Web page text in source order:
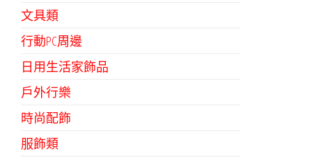
文具類
行動PC周邊
日用生活家飾品
戶外行樂
時尚配飾
服飾類